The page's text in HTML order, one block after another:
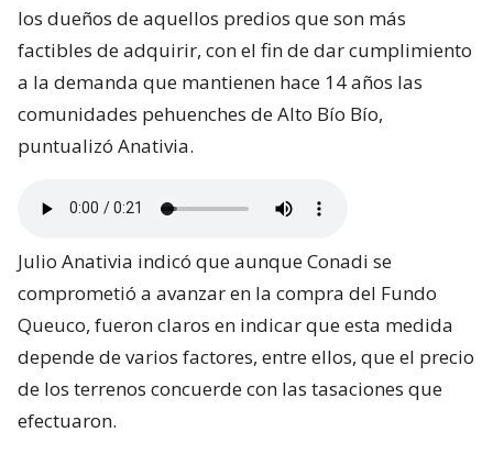
los dueños de aquellos predios que son más
factibles de adquirir, con el fin de dar cumplimiento
a la demanda que mantienen hace 14 años las
comunidades pehuenches de Alto Bío Bío,
puntualizó Anativia.
Julio Anativia indicó que aunque Conadi se
comprometió a avanzar en la compra del Fundo
Queuco, fueron claros en indicar que esta medida
depende de varios factores, entre ellos, que el precio
de los terrenos concuerde con las tasaciones que
efectuaron.